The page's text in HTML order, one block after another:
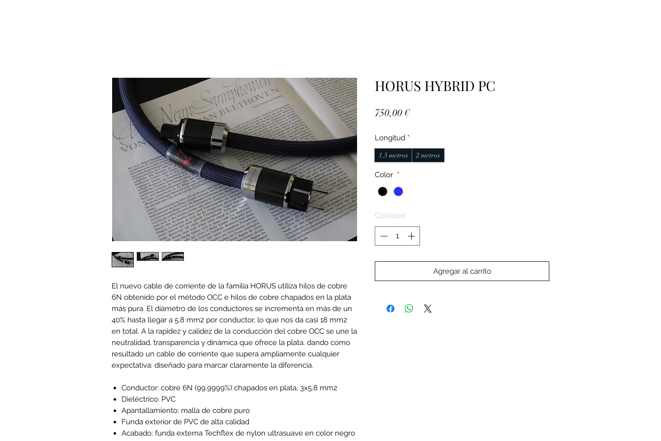
El nuevo cable de corriente de la familia HORUS utiliza hilos de cobre
6N obtenido por el método OCC e hilos de cobre chapados en la plata
más pura. El diámetro de los conductores se incrementa en más de un
40% hasta llegar a 5.8 mm2 por conductor, lo que nos da casi 18 mm2
en total. A la rapidez y calidez de la conducción del cobre OCC se une la
neutralidad, transparencia y dinámica que ofrece la plata. dando como
resultado un cable de corriente que supera ampliamente cualquier
expectativa: diseñado para marcar claramente la diferencia.
Conductor: cobre 6N (99.9999%) chapados en plata, 3x5.8 mm2
Dieléctrico: PVC
Apantallamiento: malla de cobre puro
Funda exterior de PVC de alta calidad
Acabado: funda externa Techflex de nylon ultrasuave en color negro
HORUS HYBRID PC
750,00 €Precio
Longitud *
1.5 metros 2 metros
Color *
Cantidad *
Agregar al carrito